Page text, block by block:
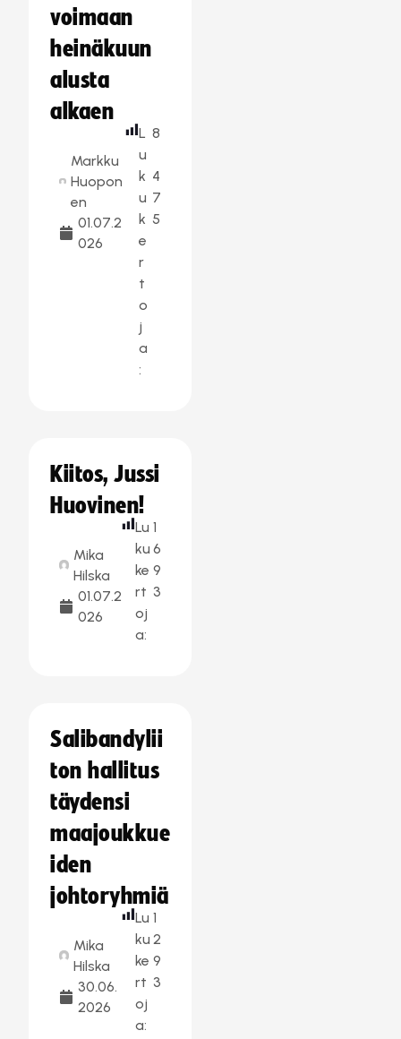
voimaan
heinäkuun
alusta
alkaen
Markku
Huopon
en
01.07.2
026
L
u
k
u
k
e
r
t
o
j
a
:
8
4
7
5
Kiitos, Jussi
Huovinen!
Mika
Hilska
01.07.2
026
Lu
ku
ke
rt
oj
a:
1
6
9
3
Salibandylii
ton hallitus
täydensi
maajoukkue
iden
johtoryhmiä
Mika
Hilska
30.06.
2026
Lu
ku
ke
rt
oj
a:
1
2
9
3